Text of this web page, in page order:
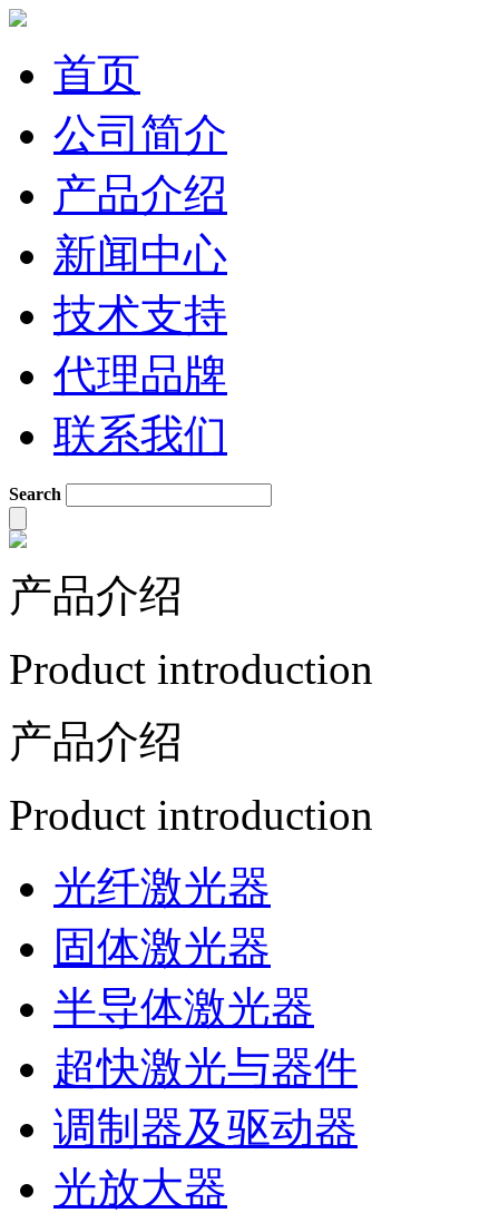
首页
公司简介
产品介绍
新闻中心
技术支持
代理品牌
联系我们
Search
产品介绍
Product introduction
产品介绍
Product introduction
光纤激光器
固体激光器
半导体激光器
超快激光与器件
调制器及驱动器
光放大器